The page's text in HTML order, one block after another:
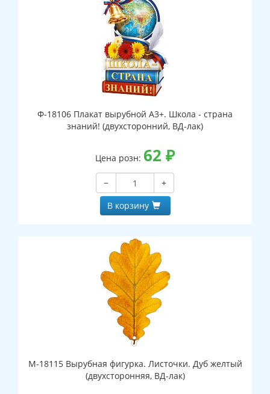
Ф-18106 Плакат вырубной А3+. Школа - страна
знаний! (двухсторонний, ВД-лак)
Цена розн: 62 ₽
−
+
В корзину
М-18115 Вырубная фигурка. Листочки. Дуб желтый
(двухсторонняя, ВД-лак)